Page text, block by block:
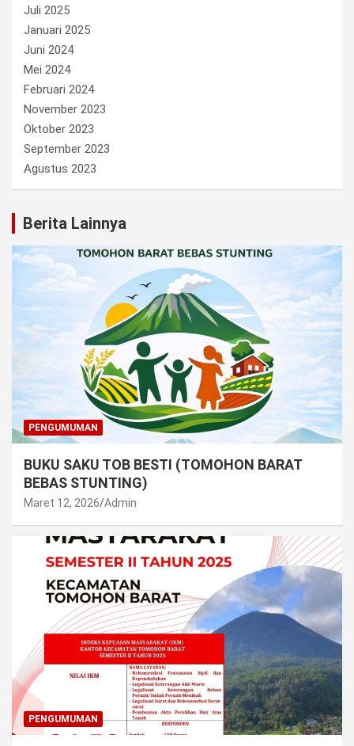
Juli 2025
Januari 2025
Juni 2024
Mei 2024
Februari 2024
November 2023
Oktober 2023
September 2023
Agustus 2023
Berita Lainnya
PENGUMUMAN
BUKU SAKU TOB BESTI (TOMOHON BARAT
BEBAS STUNTING)
Maret 12, 2026 Admin
PENGUMUMAN